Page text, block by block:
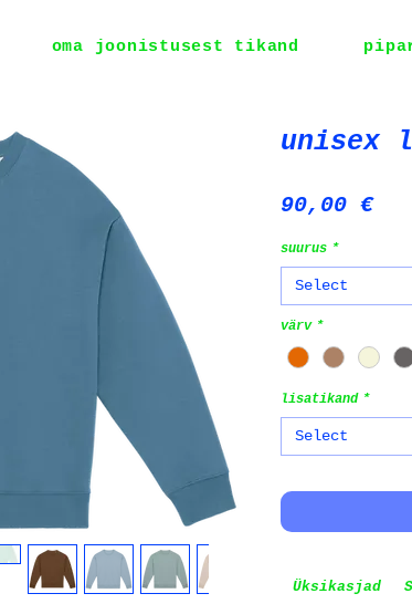
oma joonistusest tikand
unisex
90,00 €
suurus *
Select
värv *
lisatikand *
Select
Üksikasjad